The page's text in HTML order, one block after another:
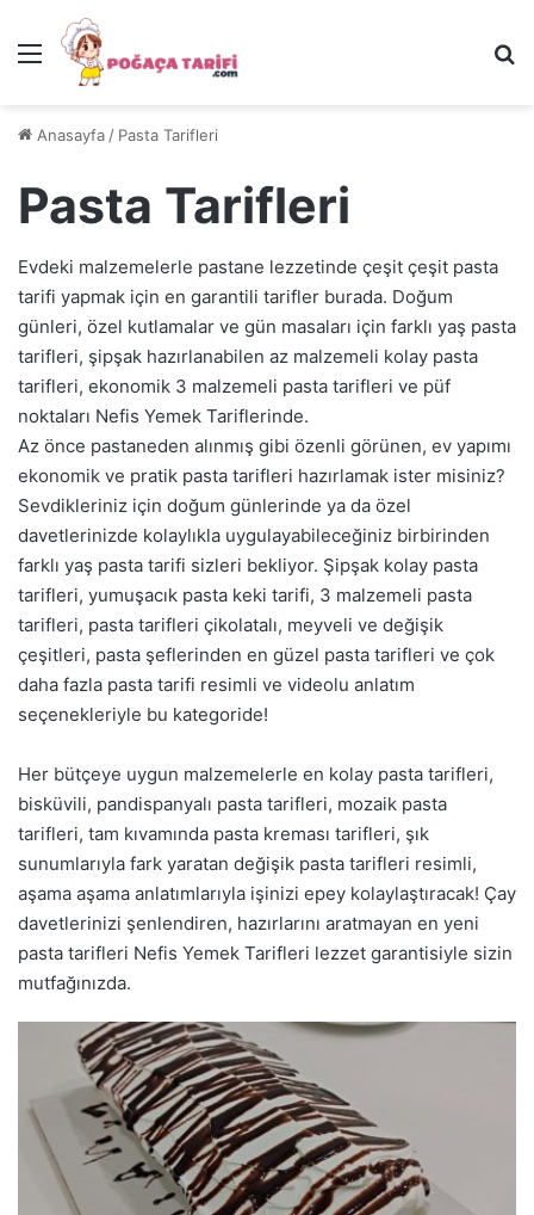
Menü
Anasayfa / Pasta Tarifleri
Pasta Tarifleri
Evdeki malzemelerle pastane lezzetinde çeşit çeşit pasta
tarifi yapmak için en garantili tarifler burada. Doğum
günleri, özel kutlamalar ve gün masaları için farklı yaş pasta
tarifleri, şipşak hazırlanabilen az malzemeli kolay pasta
tarifleri, ekonomik 3 malzemeli pasta tarifleri ve püf
noktaları Nefis Yemek Tariflerinde.
Az önce pastaneden alınmış gibi özenli görünen, ev yapımı
ekonomik ve pratik pasta tarifleri hazırlamak ister misiniz?
Sevdikleriniz için doğum günlerinde ya da özel
davetlerinizde kolaylıkla uygulayabileceğiniz birbirinden
farklı yaş pasta tarifi sizleri bekliyor. Şipşak kolay pasta
tarifleri, yumuşacık pasta keki tarifi, 3 malzemeli pasta
tarifleri, pasta tarifleri çikolatalı, meyveli ve değişik
çeşitleri, pasta şeflerinden en güzel pasta tarifleri ve çok
daha fazla pasta tarifi resimli ve videolu anlatım
seçenekleriyle bu kategoride!
Her bütçeye uygun malzemelerle en kolay pasta tarifleri,
bisküvili, pandispanyalı pasta tarifleri, mozaik pasta
tarifleri, tam kıvamında pasta kreması tarifleri, şık
sunumlarıyla fark yaratan değişik pasta tarifleri resimli,
aşama aşama anlatımlarıyla işinizi epey kolaylaştıracak! Çay
davetlerinizi şenlendiren, hazırlarını aratmayan en yeni
pasta tarifleri Nefis Yemek Tarifleri lezzet garantisiyle sizin
mutfağınızda.